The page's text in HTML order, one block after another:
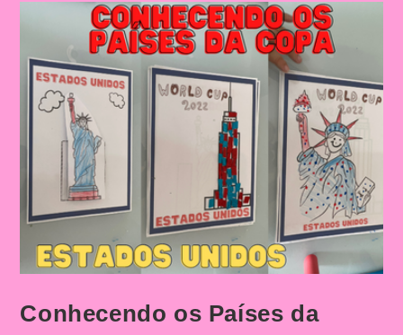
Conhecendo os Países da